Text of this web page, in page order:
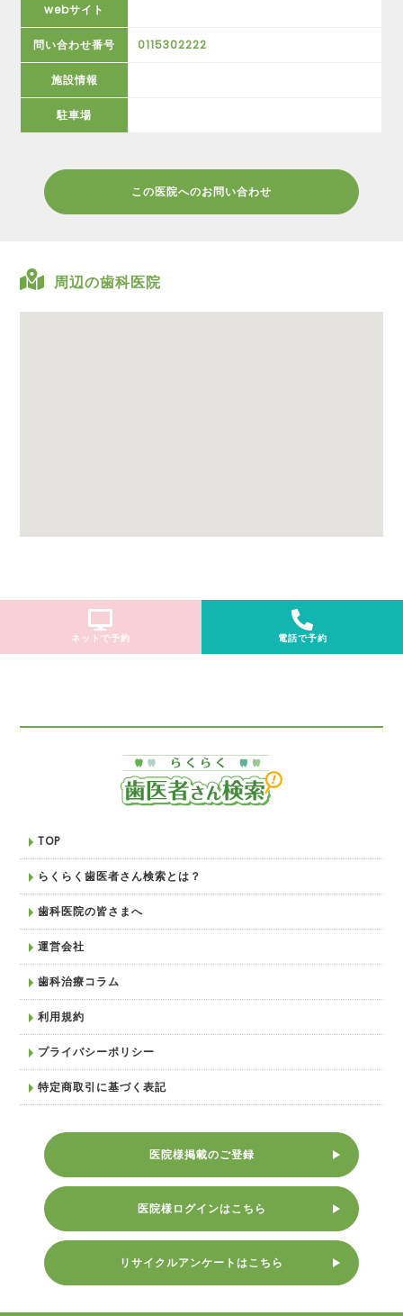
webサイト
問い合わせ番号 0115302222
施設情報
駐車場
この医院へのお問い合わせ
周辺の歯科医院
ネットで予約 電話で予約
TOP
らくらく歯医者さん検索とは？
歯科医院の皆さまへ
運営会社
歯科治療コラム
利用規約
プライバシーポリシー
特定商取引に基づく表記
医院様掲載のご登録
医院様ログインはこちら
リサイクルアンケートはこちら